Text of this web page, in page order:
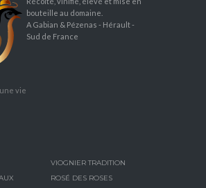
vie
bouteille au domaine.
A Gabian & Pézenas - Hérault -
Sud de France
VIOGNIER TRADITION
ROSÉ DES ROSES